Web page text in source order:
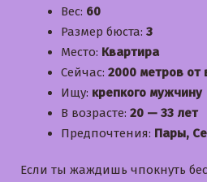
Вес: 60
Размер бюста: 3
Место: Квартира
Сейчас: 2000 метров от
Ищу: крепкого мужчину
В возрасте: 20 — 33 лет
Предпочтения: Пары,
Если ты жаждишь чпокнуть